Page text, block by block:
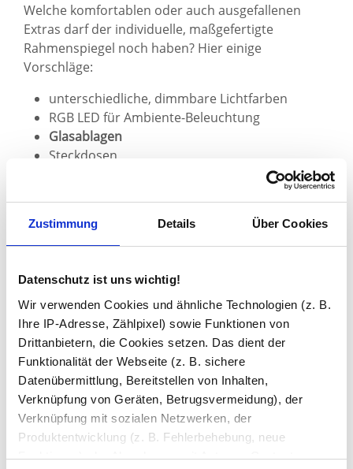
Zustimmung Details Über Cookies
Datenschutz ist uns wichtig!
Wir verwenden Cookies und ähnliche Technologien (z. B.
Ihre IP-Adresse, Zählpixel) sowie Funktionen von
Drittanbietern, die Cookies setzen. Das dient der
Funktionalität der Webseite (z. B. sichere
Datenübermittlung, Bereitstellen von Inhalten,
Verknüpfung von Geräten, Betrugsvermeidung), der
Verknüpfung mit sozialen Netzwerken, der
Produktentwicklung (z. B. Fehlerbehebung, neue
Funktionen), der Abrechnung mit Autoren, Content-
Welche komfortablen oder auch ausgefallenen
Extras darf der individuelle, maßgefertigte
Rahmenspiegel noch haben? Hier einige
Vorschläge:
unterschiedliche, dimmbare Lichtfarben
RGB LED für Ambiente-Beleuchtung
Glasablagen
Steckdosen
Schminkspiegel mit optionaler Beleuchtung
Badspiegel an die Wand montieren
Sie haben gelesen: Rahmenspiegel silber / schwarz